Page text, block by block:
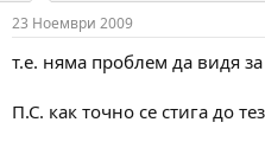
23 Ноември 2009
т.е. няма проблем да видя
П.С. как точно се стига до